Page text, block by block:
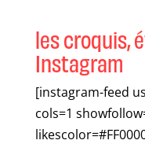
les croquis,
Instagram
[instagram-feed
cols=1